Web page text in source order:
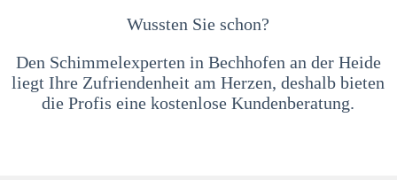
Wussten Sie schon?
Den Schimmelexperten in Bechhofen an der Heide
liegt Ihre Zufriendenheit am Herzen, deshalb bieten
die Profis eine kostenlose Kundenberatung.